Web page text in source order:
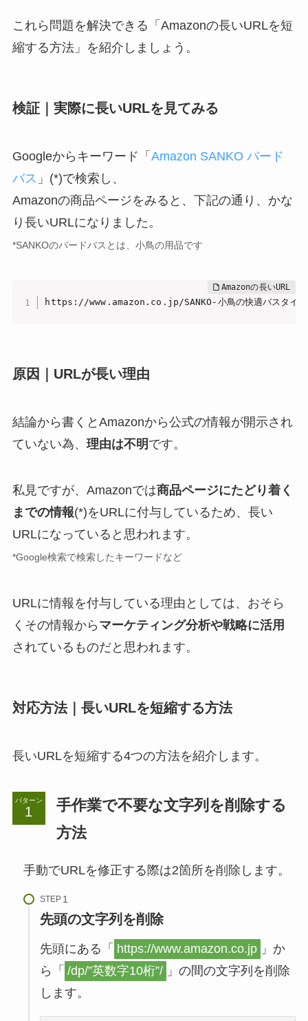
これら問題を解決できる「Amazonの長いURLを短
縮する方法」を紹介しましょう。
検証｜実際に長いURLを見てみる
Googleからキーワード「 Amazon SANKO バード
バス 」(*)で検索し、
Amazonの商品ページをみると、下記の通り、かな
り長いURLになりました。
*SANKOのバードバスとは、小鳥の用品です
https://www.amazon.co.jp/SANKO-小鳥の快適バスタ
原因｜URLが長い理由
結論から書くとAmazonから公式の情報が開示され
ていない為、 理由は不明 です。
私見ですが、Amazonでは商品ページにたどり着く
までの情報(*)をURLに付与しているため、長い
URLになっていると思われます。
*Google検索で検索したキーワードなど
URLに情報を付与している理由としては、おそら
くその情報から マーケティング分析や戦略に活用
されているものだと思われます。
対応方法｜長いURLを短縮する方法
長いURLを短縮する4つの方法を紹介します。
パターン
手作業で不要な文字列を削除する
方法
手動でURLを修正する際は2箇所を削除します。
STEP
先頭の文字列を削除
先頭にある「 https://www.amazon.co.jp 」か
ら「 /dp/”英数字10桁”/ 」の間の文字列を削除
します。